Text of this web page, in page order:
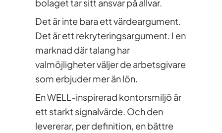
bolaget tar sitt ansvar på allvar.
Det är inte bara ett värdeargument.
Det är ett rekryteringsargument. I en
marknad där talang har
valmöjligheter väljer de arbetsgivare
som erbjuder mer än lön.
En WELL-inspirerad kontorsmiljö är
ett starkt signalvärde. Och den
levererar, per definition, en bättre